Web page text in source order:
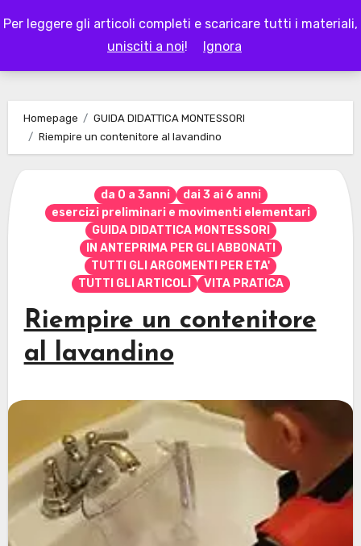
Per leggere gli articoli completi e scaricare tutti i materiali,
unisciti a noi! Ignora
to
LAPAPPADOLCE
Homepage
GUIDA DIDATTICA MONTESSORI
Riempire un contenitore al lavandino
da 0 a 3anni
dai 3 ai 6 anni
esercizi preliminari e movimenti elementari
GUIDA DIDATTICA MONTESSORI
IN ANTEPRIMA PER GLI ABBONATI
TUTTI GLI ARGOMENTI PER ETA'
TUTTI GLI ARTICOLI
VITA PRATICA
Riempire un contenitore
al lavandino